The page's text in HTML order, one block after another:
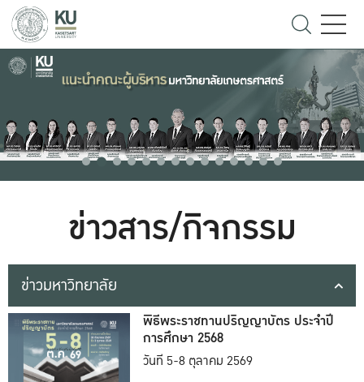
ข่าวสาร/กิจกรรม
ข่าวมหาวิทยาลัย
พิธีพระราชทานปริญญาบัตร ประจำปี
การศึกษา 2568
วันที่ 5-8 ตุลาคม 2569